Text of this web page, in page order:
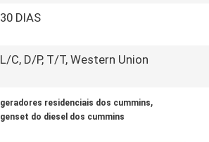
30 DIAS
L/C, D/P, T/T, Western Union
geradores residenciais dos cummins,
genset do diesel dos cummins